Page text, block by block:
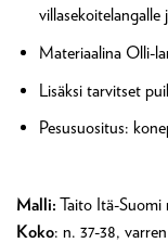
villasekoitelangalle
Materiaalina Olli-
Lisäksi tarvitset
Pesusuositus:
Malli: Taito Itä-Suomi
Koko: n. 37-38,